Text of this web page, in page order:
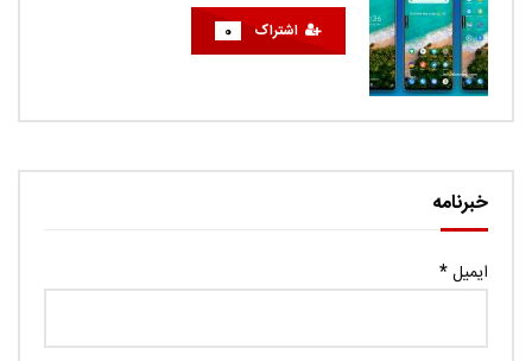
اشتراک 0
خبرنامه
ایمیل*